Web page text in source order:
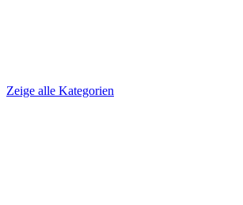
Zeige alle Kategorien